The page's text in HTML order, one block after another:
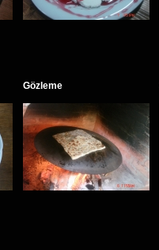
Gözleme